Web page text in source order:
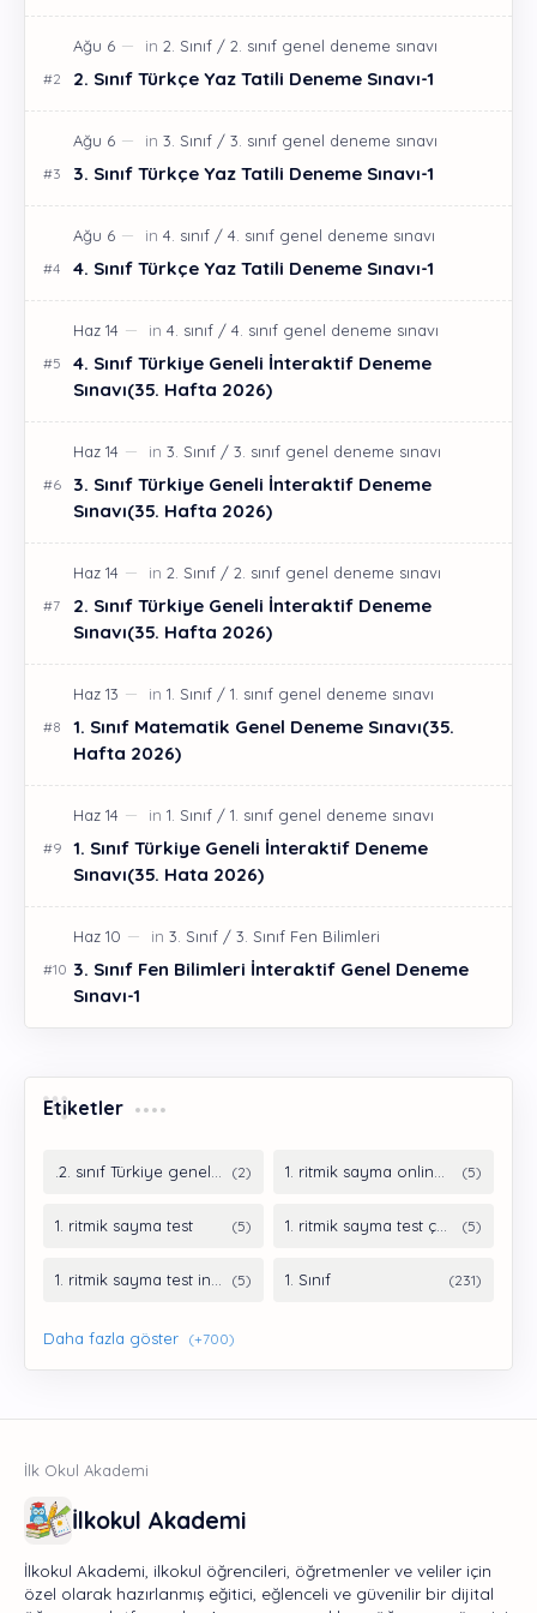
2. Sınıf Türkçe Yaz Tatili Deneme Sınavı-1
3. Sınıf Türkçe Yaz Tatili Deneme Sınavı-1
4. Sınıf Türkçe Yaz Tatili Deneme Sınavı-1
4. Sınıf Türkiye Geneli İnteraktif Deneme
Sınavı(35. Hafta 2026)
3. Sınıf Türkiye Geneli İnteraktif Deneme
Sınavı(35. Hafta 2026)
2. Sınıf Türkiye Geneli İnteraktif Deneme
Sınavı(35. Hafta 2026)
1. Sınıf Matematik Genel Deneme Sınavı(35.
Hafta 2026)
1. Sınıf Türkiye Geneli İnteraktif Deneme
Sınavı(35. Hata 2026)
3. Sınıf Fen Bilimleri İnteraktif Genel Deneme
Sınavı-1
Etiketler
İlkokul Akademi
İlkokul Akademi, ilkokul öğrencileri, öğretmenler ve veliler için
özel olarak hazırlanmış eğitici, eğlenceli ve güvenilir bir dijital